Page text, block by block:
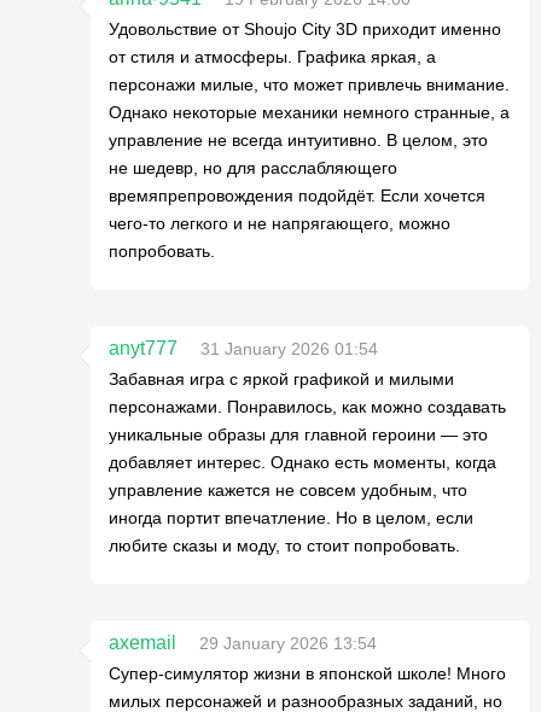
Удовольствие от Shoujo City 3D приходит именно
от стиля и атмосферы. Графика яркая, а
персонажи милые, что может привлечь внимание.
Однако некоторые механики немного странные, а
управление не всегда интуитивно. В целом, это
не шедевр, но для расслабляющего
времяпрепровождения подойдёт. Если хочется
чего-то легкого и не напрягающего, можно
попробовать.
anyt777
31 January 2026 01:54
Забавная игра с яркой графикой и милыми
персонажами. Понравилось, как можно создавать
уникальные образы для главной героини — это
добавляет интерес. Однако есть моменты, когда
управление кажется не совсем удобным, что
иногда портит впечатление. Но в целом, если
любите сказы и моду, то стоит попробовать.
axemail
29 January 2026 13:54
Супер-симулятор жизни в японской школе! Много
милых персонажей и разнообразных заданий, но